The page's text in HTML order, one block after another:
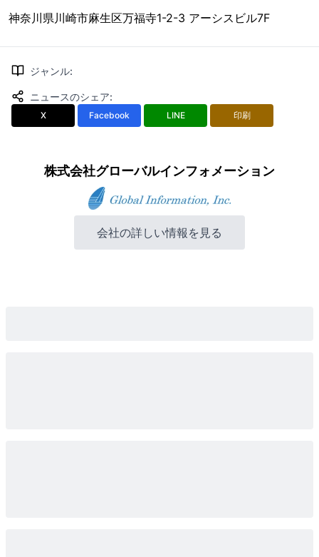
神奈川県川崎市麻生区万福寺1-2-3 アーシスビル7F
ジャンル:
ニュースのシェア:
X Facebook LINE 印刷
株式会社グローバルインフォメーション
会社の詳しい情報を見る